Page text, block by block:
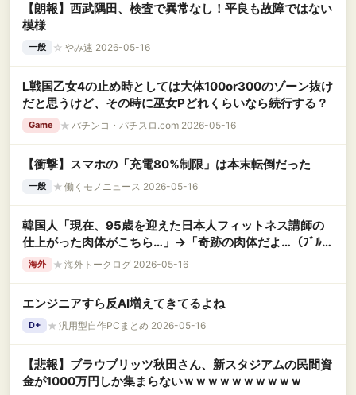
【朗報】西武隅田、検査で異常なし！平良も故障ではない
模様
一般 ☆ やみ速 2026-05-16
L戦国乙女4の止め時としては大体100or300のゾーン抜け
だと思うけど、その時に巫女Pどれくらいなら続行する？
Game ★ パチンコ・パチスロ.com 2026-05-16
【衝撃】スマホの「充電80%制限」は本末転倒だった
一般 ★ 働くモノニュース 2026-05-16
韓国人「現在、95歳を迎えた日本人フィットネス講師の
仕上がった肉体がこちら…」→「奇跡の肉体だよ…（ﾌﾞﾙ
ﾌﾞﾙ」＝韓国の反応
海外 ★ 海外トークログ 2026-05-16
エンジニアすら反AI増えてきてるよね
D+ ★ 汎用型自作PCまとめ 2026-05-16
【悲報】ブラウブリッツ秋田さん、新スタジアムの民間資
金が1000万円しか集まらないｗｗｗｗｗｗｗｗｗｗ